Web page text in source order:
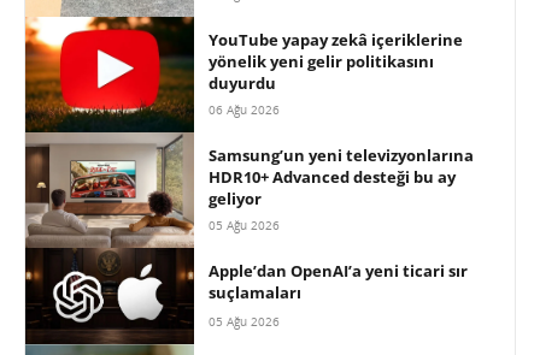
YouTube yapay zekâ içeriklerine
yönelik yeni gelir politikasını
duyurdu
06 Ağu 2026
Samsung’un yeni televizyonlarına
HDR10+ Advanced desteği bu ay
geliyor
05 Ağu 2026
Apple’dan OpenAI’a yeni ticari sır
suçlamaları
05 Ağu 2026